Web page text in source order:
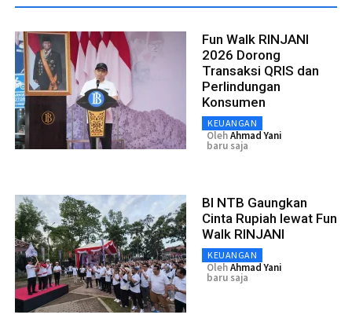
Fun Walk RINJANI
2026 Dorong
Transaksi QRIS dan
Perlindungan
Konsumen
KEUANGAN
OlehAhmad Yani
baru saja
BI NTB Gaungkan
Cinta Rupiah lewat Fun
Walk RINJANI
KEUANGAN
OlehAhmad Yani
baru saja